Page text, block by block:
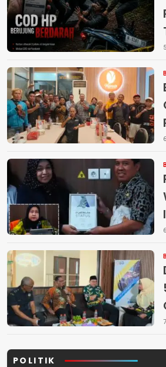
POLITIK